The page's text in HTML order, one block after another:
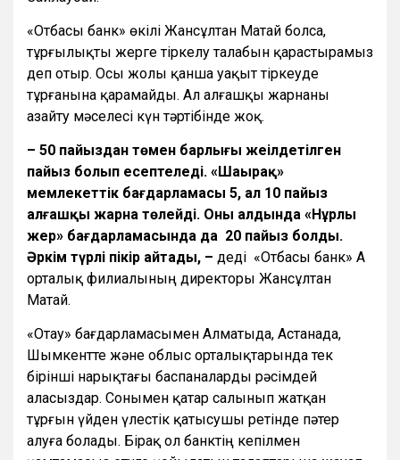
«Отбасы банк» өкілі Жансұлтан Матай болса,
тұрғылықты жерге тіркелу талабын қарастырамыз
деп отыр. Осы жолы қанша уақыт тіркеуде
тұрғанына қарамайды. Ал алғашқы жарнаны
азайту мәселесі күн тәртібінде жоқ.
– 50 пайыздан төмен барлығы жеңілдетілген
пайыз болып есептеледі. «Шаңырақ»
мемлекеттік бағдарламасы 5, ал 10 пайыз
алғашқы жарна төлейді. Оның алдында «Нұрлы
жер» бағдарламасында да 20 пайыз болды.
Әркім түрлі пікір айтады, – деді «Отбасы банк» АҚ
орталық филиалының директоры Жансұлтан
Матай.
«Отау» бағдарламасымен Алматыда, Астанада,
Шымкентте және облыс орталықтарында тек
бірінші нарықтағы баспаналарды рәсімдей
аласыздар. Сонымен қатар салынып жатқан
тұрғын үйден үлестік қатысушы ретінде пәтер
алуға болады. Бірақ ол банктің кепілмен